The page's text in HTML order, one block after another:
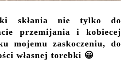
skłania nie tylko do
przemijania i kobiecej
mojemu zaskoczeniu, do
własnej torebki 😀